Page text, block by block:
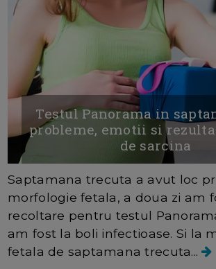
Testul Panorama in
probleme, emotii si
de sarcina
Saptamana trecuta a avut loc
morfologie fetala, a doua zi am
recoltare pentru testul
am fost la boli infectioase. Si la
fetala de saptamana trecuta...